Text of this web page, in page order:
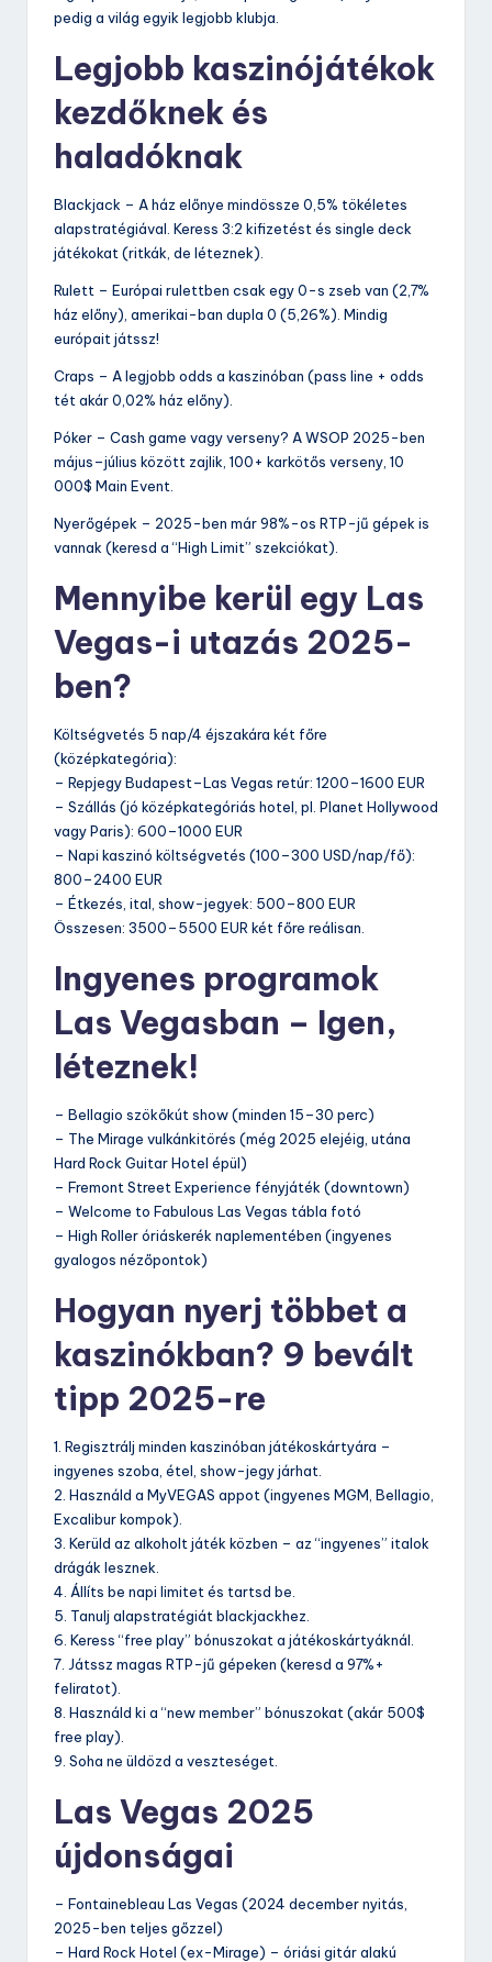
pedig a világ egyik legjobb klubja.
Legjobb kaszinójátékok
kezdőknek és
haladóknak
Blackjack – A ház előnye mindössze 0,5% tökéletes
alapstratégiával. Keress 3:2 kifizetést és single deck
játékokat (ritkák, de léteznek).
Rulett – Európai rulettben csak egy 0-s zseb van (2,7%
ház előny), amerikai-ban dupla 0 (5,26%). Mindig
európait játssz!
Craps – A legjobb odds a kaszinóban (pass line + odds
tét akár 0,02% ház előny).
Póker – Cash game vagy verseny? A WSOP 2025-ben
május–július között zajlik, 100+ karkötős verseny, 10
000$ Main Event.
Nyerőgépek – 2025-ben már 98%-os RTP-jű gépek is
vannak (keresd a “High Limit” szekciókat).
Mennyibe kerül egy Las
Vegas-i utazás 2025-
ben?
Költségvetés 5 nap/4 éjszakára két főre
(középkategória):
– Repjegy Budapest–Las Vegas retúr: 1200–1600 EUR
– Szállás (jó középkategóriás hotel, pl. Planet Hollywood
vagy Paris): 600–1000 EUR
– Napi kaszinó költségvetés (100–300 USD/nap/fő):
800–2400 EUR
– Étkezés, ital, show-jegyek: 500–800 EUR
Összesen: 3500–5500 EUR két főre reálisan.
Ingyenes programok
Las Vegasban – Igen,
léteznek!
– Bellagio szökőkút show (minden 15–30 perc)
– The Mirage vulkánkitörés (még 2025 elejéig, utána
Hard Rock Guitar Hotel épül)
– Fremont Street Experience fényjáték (downtown)
– Welcome to Fabulous Las Vegas tábla fotó
– High Roller óriáskerék naplementében (ingyenes
gyalogos nézőpontok)
Hogyan nyerj többet a
kaszinókban? 9 bevált
tipp 2025-re
1. Regisztrálj minden kaszinóban játékoskártyára –
ingyenes szoba, étel, show-jegy járhat.
2. Használd a MyVEGAS appot (ingyenes MGM, Bellagio,
Excalibur kompok).
3. Kerüld az alkoholt játék közben – az “ingyenes” italok
drágák lesznek.
4. Állíts be napi limitet és tartsd be.
5. Tanulj alapstratégiát blackjackhez.
6. Keress “free play” bónuszokat a játékoskártyáknál.
7. Játssz magas RTP-jű gépeken (keresd a 97%+
feliratot).
8. Használd ki a “new member” bónuszokat (akár 500$
free play).
9. Soha ne üldözd a veszteséget.
Las Vegas 2025
újdonságai
– Fontainebleau Las Vegas (2024 december nyitás,
2025-ben teljes gőzzel)
– Hard Rock Hotel (ex-Mirage) – óriási gitár alakú